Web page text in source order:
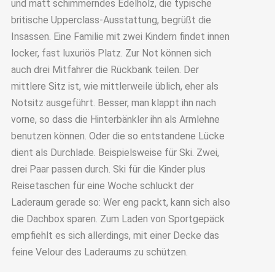
und matt schimmerndes Edelholz, die typische
britische Upperclass-Ausstattung, begrüßt die
Insassen. Eine Familie mit zwei Kindern findet innen
locker, fast luxuriös Platz. Zur Not können sich
auch drei Mitfahrer die Rückbank teilen. Der
mittlere Sitz ist, wie mittlerweile üblich, eher als
Notsitz ausgeführt. Besser, man klappt ihn nach
vorne, so dass die Hinterbänkler ihn als Armlehne
benutzen können. Oder die so entstandene Lücke
dient als Durchlade. Beispielsweise für Ski. Zwei,
drei Paar passen durch. Ski für die Kinder plus
Reisetaschen für eine Woche schluckt der
Laderaum gerade so: Wer eng packt, kann sich also
die Dachbox sparen. Zum Laden von Sportgepäck
empfiehlt es sich allerdings, mit einer Decke das
feine Velour des Laderaums zu schützen.